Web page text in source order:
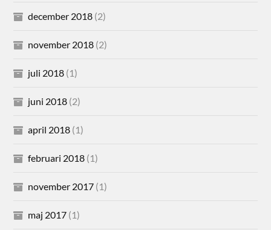
december 2018 (2)
november 2018 (2)
juli 2018 (1)
juni 2018 (2)
april 2018 (1)
februari 2018 (1)
november 2017 (1)
maj 2017 (1)